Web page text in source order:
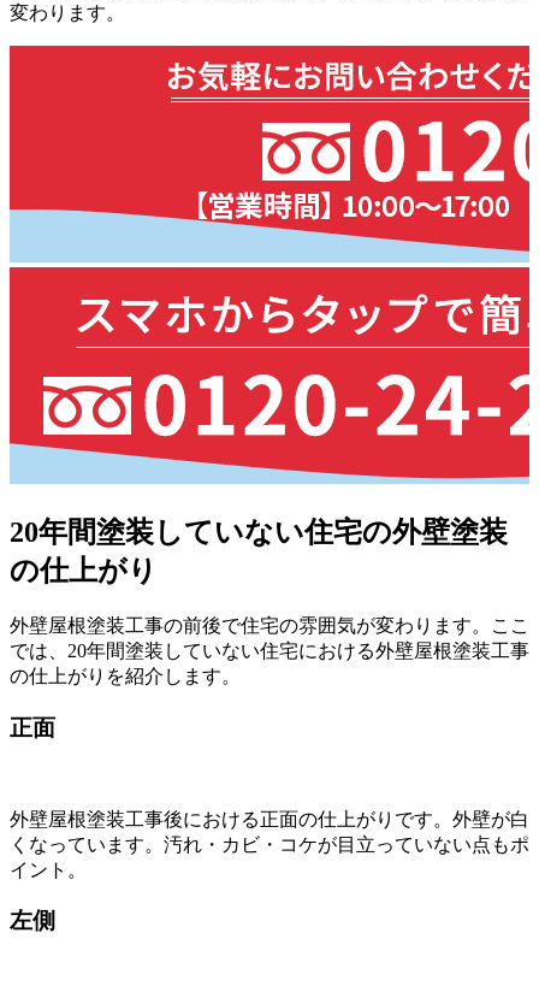
変わります。
20年間塗装していない住宅の外壁塗装
の仕上がり
外壁屋根塗装工事の前後で住宅の雰囲気が変わります。ここ
では、20年間塗装していない住宅における外壁屋根塗装工事
の仕上がりを紹介します。
正面
外壁屋根塗装工事後における正面の仕上がりです。外壁が白
くなっています。汚れ・カビ・コケが目立っていない点もポ
イント。
左側